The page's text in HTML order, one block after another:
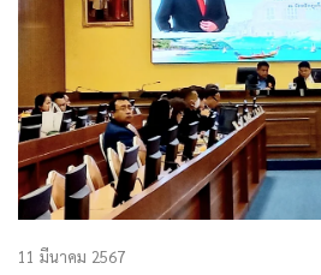
11 มีนาคม 2567